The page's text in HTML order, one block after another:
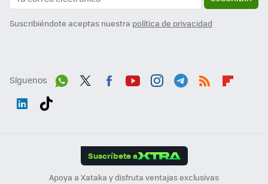
Suscribiéndote aceptas nuestra política de privacidad
Síguenos
Suscríbete a
Apoya a Xataka y disfruta ventajas exclusivas